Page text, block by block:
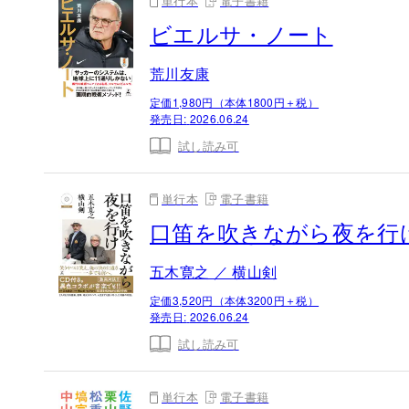
ビエルサ・ノート
荒川友康
定価1,980円（本体1800円＋税）
発売日: 2026.06.24
試し読み可
単行本 電子書籍
口笛を吹きながら夜を行
五木寛之 ／ 横山剣
定価3,520円（本体3200円＋税）
発売日: 2026.06.24
試し読み可
単行本 電子書籍